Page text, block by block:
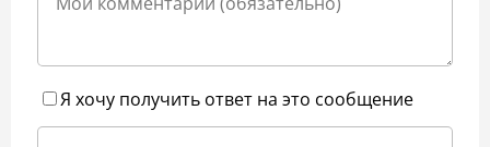
Я хочу получить ответ на это сообщение